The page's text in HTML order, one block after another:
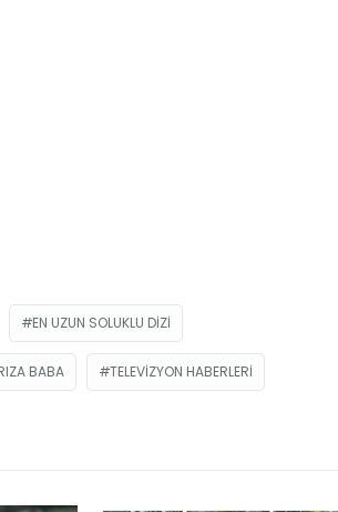
EN UZUN SOLUKLU DIZI
BABA TELEVIZYON HABERLERI